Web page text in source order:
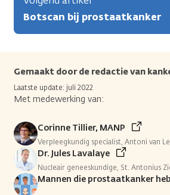
Botscan bij prostaatkanker
Gemaakt door de redactie van
Laatste update: juli 2022
Met medewerking van:
Corinne Tillier, MANP
Verpleegkundig specialist, Antoni van
Dr. Jules Lavalaye
Nucleair geneeskundige, St. Antonius
Mannen die prostaatkanker